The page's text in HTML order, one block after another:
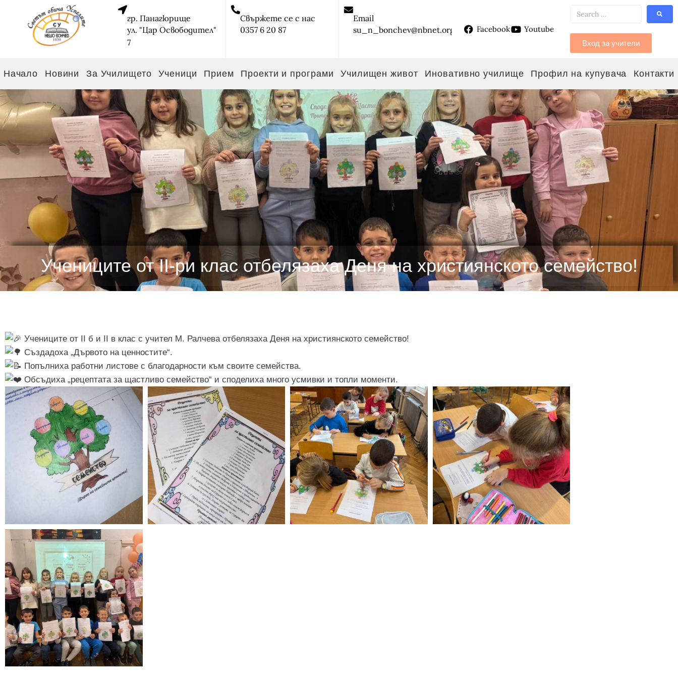
гр. Панагюрище
ул. "Цар Освободител"
7
Свържете се с нас
0357 6 20 87
Email
su_n_bonchev@nbnet.org
Facebook Youtube
Вход за учители
Начало Новини За Училището Ученици Прием Проекти и програми Училищен живот Иновативно училище Профил на купувача Контакти
Учениците от II-ри клас отбелязаха Деня на християнското семейство!
Учениците от II б и II в клас с учител М. Ралчева отбелязаха Деня на християнското семейство!
Създадоха „Дървото на ценностите“.
Попълниха работни листове с благодарности към своите семейства.
Обсъдиха „рецептата за щастливо семейство“ и споделиха много усмивки и топли моменти.